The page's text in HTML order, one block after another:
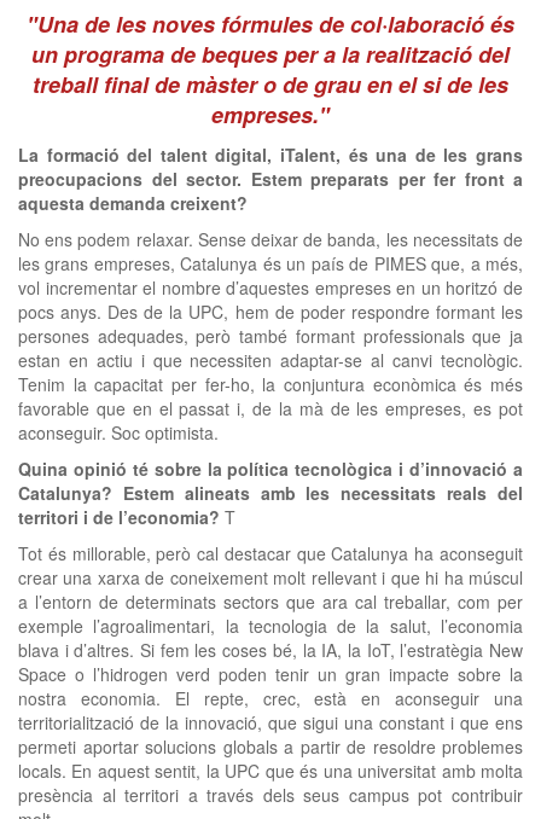
"Una de les noves fórmules de col·laboració és
un programa de beques per a la realització del
treball final de màster o de grau en el si de les
empreses."
La formació del talent digital, iTalent, és una de les grans
preocupacions del sector. Estem preparats per fer front a
aquesta demanda creixent?
No ens podem relaxar. Sense deixar de banda, les necessitats de
les grans empreses, Catalunya és un país de PIMES que, a més,
vol incrementar el nombre d’aquestes empreses en un horitzó de
pocs anys. Des de la UPC, hem de poder respondre formant les
persones adequades, però també formant professionals que ja
estan en actiu i que necessiten adaptar-se al canvi tecnològic.
Tenim la capacitat per fer-ho, la conjuntura econòmica és més
favorable que en el passat i, de la mà de les empreses, es pot
aconseguir. Soc optimista.
Quina opinió té sobre la política tecnològica i d’innovació a
Catalunya? Estem alineats amb les necessitats reals del
territori i de l’economia? T
Tot és millorable, però cal destacar que Catalunya ha aconseguit
crear una xarxa de coneixement molt rellevant i que hi ha múscul
a l’entorn de determinats sectors que ara cal treballar, com per
exemple l’agroalimentari, la tecnologia de la salut, l’economia
blava i d’altres. Si fem les coses bé, la IA, la IoT, l’estratègia New
Space o l’hidrogen verd poden tenir un gran impacte sobre la
nostra economia. El repte, crec, està en aconseguir una
territorialització de la innovació, que sigui una constant i que ens
permeti aportar solucions globals a partir de resoldre problemes
locals. En aquest sentit, la UPC que és una universitat amb molta
presència al territori a través dels seus campus pot contribuir